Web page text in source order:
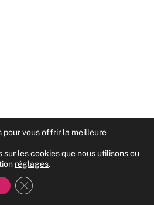
pour vous offrir la meilleure
sur les cookies que nous utilisons ou
réglages.
Fermer la bannière des cookies